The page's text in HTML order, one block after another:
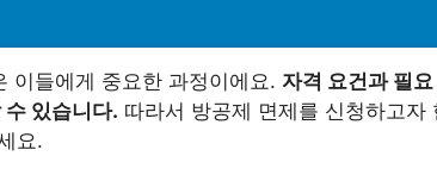
이들에게 중요한 과정이에요. 자격 요건과 필
수 있습니다. 따라서 방공제 면제를 신청하고자
요.